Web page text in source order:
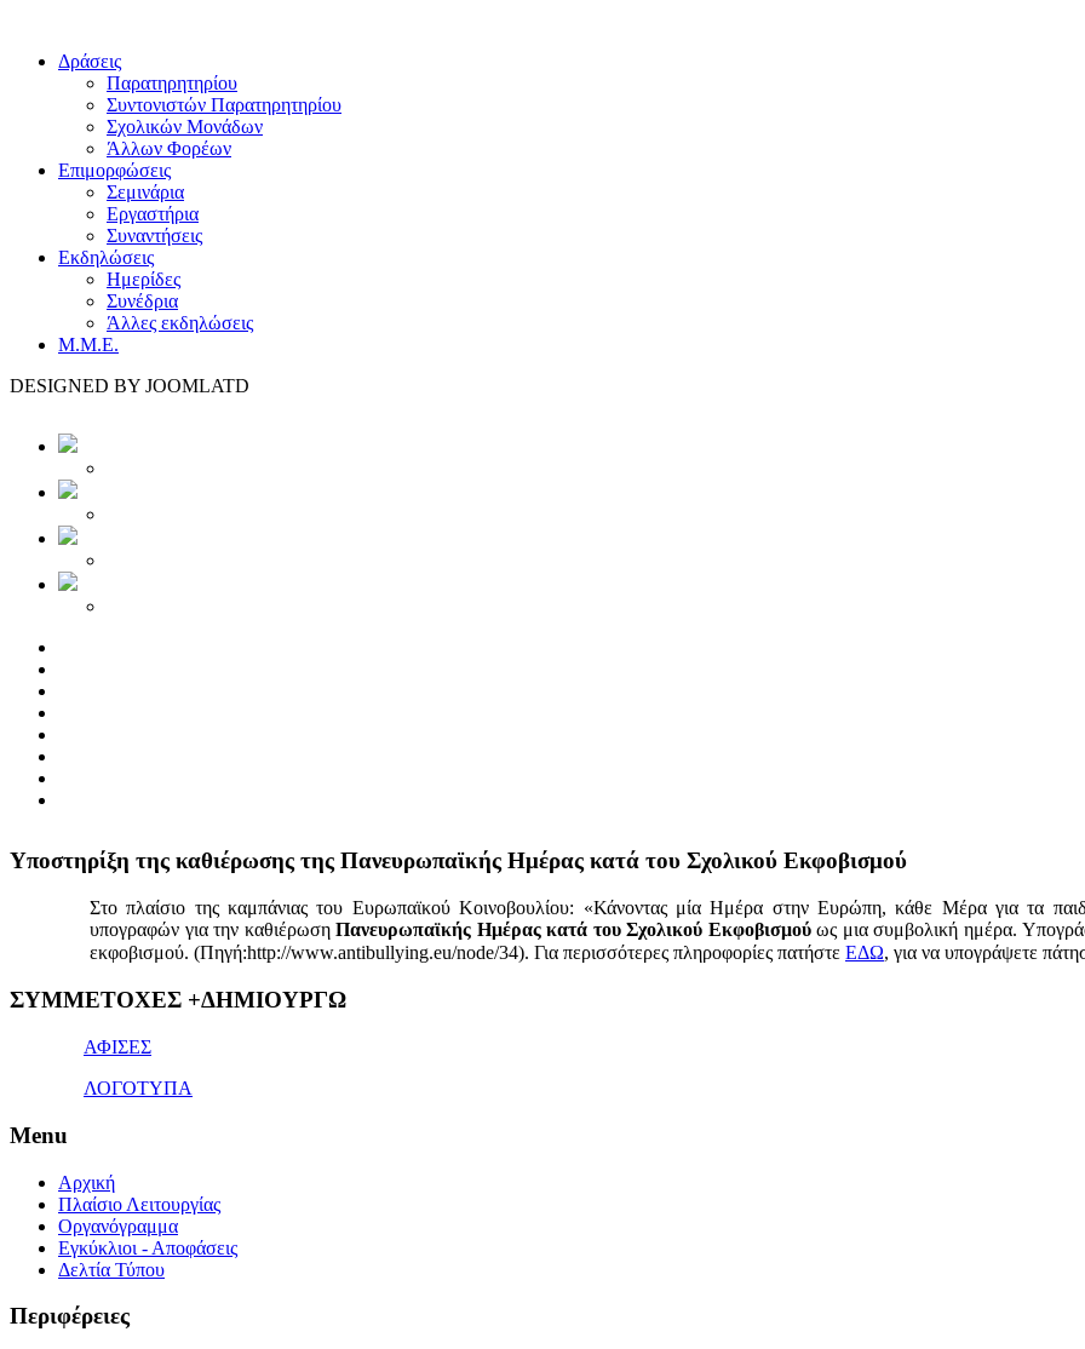
Δράσεις
Παρατηρητηρίου
Συντονιστών Παρατηρητηρίου
Σχολικών Μονάδων
Άλλων Φορέων
Επιμορφώσεις
Σεμινάρια
Εργαστήρια
Συναντήσεις
Εκδηλώσεις
Ημερίδες
Συνέδρια
Άλλες εκδηλώσεις
Μ.Μ.Ε.
DESIGNED BY JOOMLATD
Yποστηρίξη της καθιέρωσης της Πανευρωπαϊκής Ημέρας κατά του Σχολικού Εκφοβισμού
Στο πλαίσιο της καμπάνιας του Ευρωπαϊκού Κοινοβουλίου: «Κάνοντας μία Ημέρα στην Ευρώπη, κάθε Μέρα για τα
υπογραφών για την καθιέρωσηΠανευρωπαϊκής Ημέρας κατά του Σχολικού Εκφοβισμούως μια συμβολική ημέρα.
εκφοβισμού. (Πηγή:http://www.antibullying.eu/node/34). Για περισσότερες πληροφορίες πατήστε ΕΔΩ, για να υπογράψετε
1x
ΣΥΜΜΕΤΟΧΕΣ +ΔΗΜΙΟΥΡΓΩ
ΑΦΙΣΕΣ
ΛΟΓΟΤΥΠΑ
Menu
Αρχική
Πλαίσιο Λειτουργίας
Οργανόγραμμα
Εγκύκλιοι - Αποφάσεις
Δελτία Τύπου
Περιφέρειες